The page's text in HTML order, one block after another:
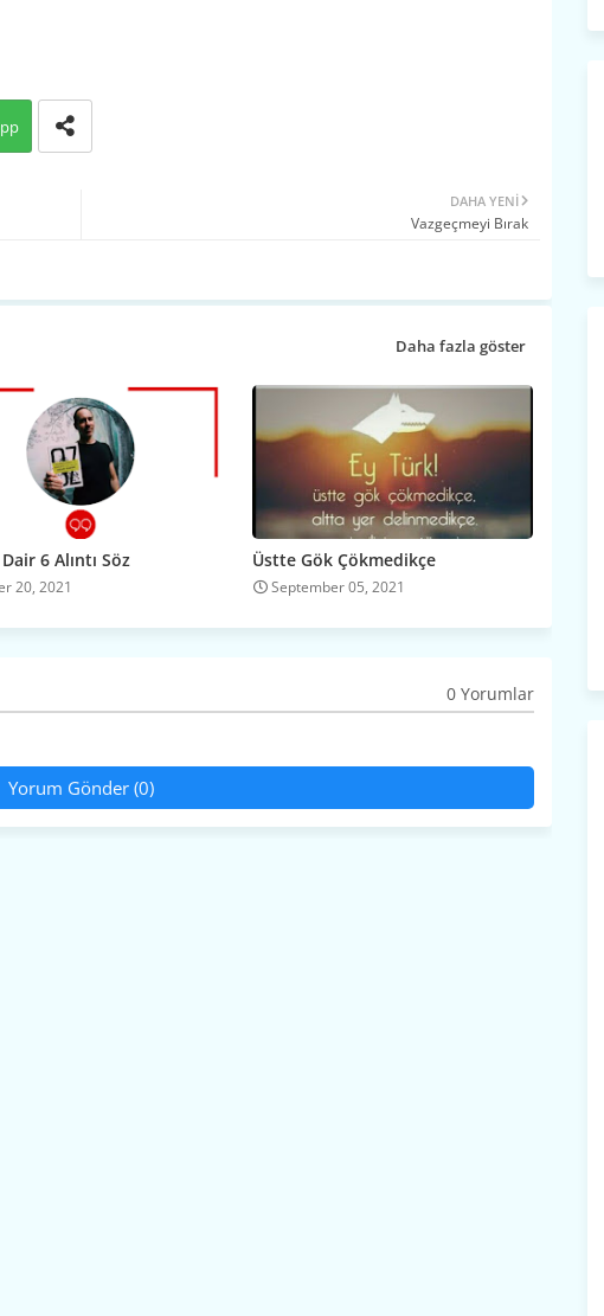
DAHA YENI
Vazgeçmeyi Bırak
Daha fazla göster
6 Alıntı Söz
20, 2021
Üstte Gök Çökmedikçe
September 05, 2021
0 Yorumlar
Yorum Gönder (0)